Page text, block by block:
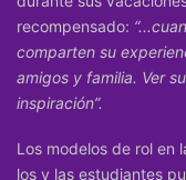
recompensado:
comparten su
amigos y familia. Ver
inspiración”.
Los modelos de rol en
los y las estudiantes